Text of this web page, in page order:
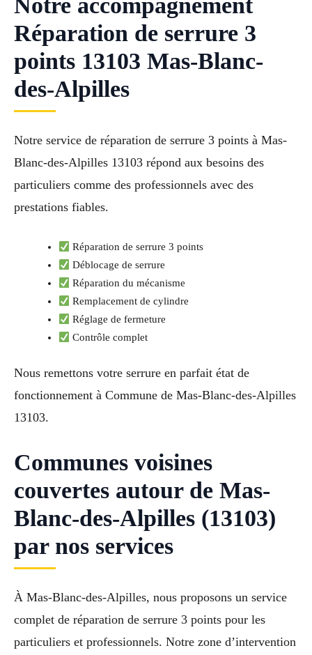
Réparation de serrure 3
points 13103 Mas-Blanc-
des-Alpilles
Notre service de réparation de serrure 3 points à Mas-
Blanc-des-Alpilles 13103 répond aux besoins des
particuliers comme des professionnels avec des
prestations fiables.
Réparation de serrure 3 points
Déblocage de serrure
Réparation du mécanisme
Remplacement de cylindre
Réglage de fermeture
Contrôle complet
Nous remettons votre serrure en parfait état de
fonctionnement à Commune de Mas-Blanc-des-Alpilles
13103.
Communes voisines
couvertes autour de Mas-
Blanc-des-Alpilles (13103)
par nos services
À Mas-Blanc-des-Alpilles, nous proposons un service
complet de réparation de serrure 3 points pour les
particuliers et professionnels. Notre zone d’intervention